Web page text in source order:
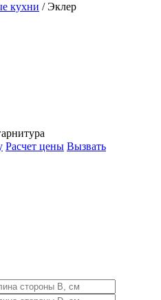
кухни / Эклер
Расчет цены Вызвать